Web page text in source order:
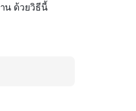
น ด้วยวิธีนี้